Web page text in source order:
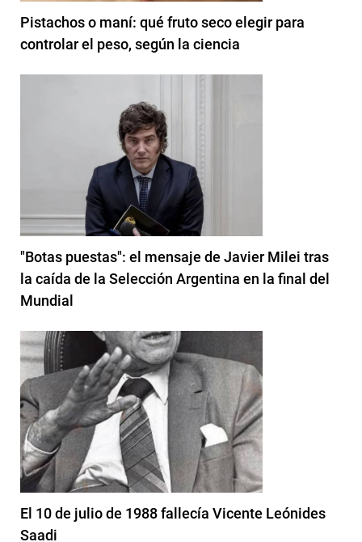
Pistachos o maní: qué fruto seco elegir para
controlar el peso, según la ciencia
"Botas puestas": el mensaje de Javier Milei tras
la caída de la Selección Argentina en la final del
Mundial
El 10 de julio de 1988 fallecía Vicente Leónides
Saadi